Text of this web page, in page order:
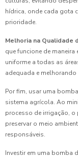
hídrica, onde cada gota
prioridade.
Melhoria na Qualidade
que funcione de maneira
uniforme a todas as
adequada e
Por fim, usar uma
sistema agrícola. Ao
processo de irrigação,
preservar o meio
responsáveis.
Investir em uma bomba